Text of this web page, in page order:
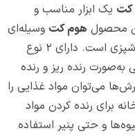
کت یک ابزار مناسب و
محصول هوم کت وسیله‌ای
سبک، ساده و بسیار کاربردی در زمان آشپزی است. دارای ۲ نوع
رنده ریز و رنده
می‌توان مواد غذایی را
برای رنده کردن مواد
و حتی پنیر استفاده